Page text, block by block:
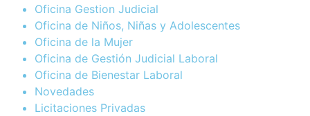
Oficina Gestion Judicial
Oficina de Niños, Niñas y Adolescentes
Oficina de la Mujer
Oficina de Gestión Judicial Laboral
Oficina de Bienestar Laboral
Novedades
Licitaciones Privadas